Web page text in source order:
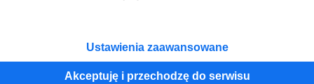
Ustawienia zaawansowane
Akceptuję i przechodzę do serwisu
Unia Europejska